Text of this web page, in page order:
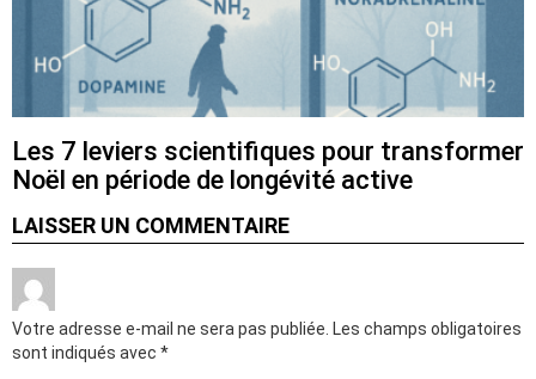
Les 7 leviers scientifiques pour transformer
Noël en période de longévité active
LAISSER UN COMMENTAIRE
Votre adresse e-mail ne sera pas publiée. Les champs obligatoires
sont indiqués avec *